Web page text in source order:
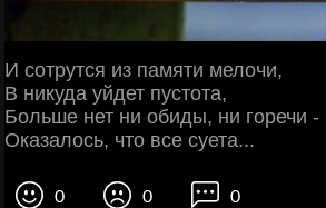
И сотрутся из памяти мелочи,
В никуда уйдет пустота,
Больше нет ни обиды, ни горечи -
Оказалось, что все суета...
0 0 0